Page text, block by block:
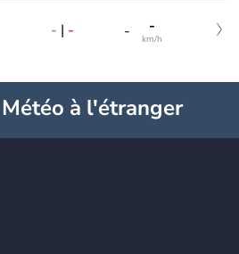
- | - - -
km/h
à l'étranger